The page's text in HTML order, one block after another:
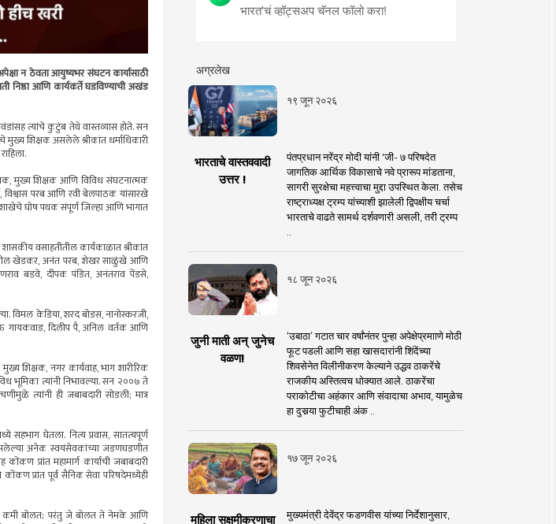
न ठेवता आयुष्यभर संघटन कार्यासाठी
निष्ठा आणि कार्यकर्ते घडविण्याची अखंड
त्यांचे कुटुंब तेथे वास्तव्यास होते. सन
मुख्य शिक्षक असलेले श्रीकांत धर्माधिकारी
मुख्य शिक्षक आणि विविध संघटनात्मक
विश्वास परब आणि रवी बेलपाठक यांसारखे
शाखेचे घोष पथक संपूर्ण जिल्हा आणि भागात
वसाहतीतील कार्यकाळात श्रीकांत
सुनील खेडकर, अनंत परब, शेखर साळुंखे आणि
बडवे, दीपक पंडित, अनंतराव पेंडसे,
विमल केडिया, शरद बोडस, नानोस्करजी,
गायकवाड, दिलीप पै, अनिल वर्तक आणि
शिक्षक, नगर कार्यवाह, भाग शारीरिक
भूमिका त्यांनी निभावल्या. सन २००७ ते
त्यांनी ही जबाबदारी सोडली; मात्र
सहभाग घेतला. नित्य प्रवास, सातत्यपूर्ण
अनेक स्वयंसेवकांच्या जडणघडणीत
प्रांत महामार्ग कार्याची जबाबदारी
कोंकण प्रांत पूर्व सैनिक सेवा परिषदेमध्येही
ते कमी बोलत; परंतु जे बोलत ते नेमके आणि
भारत'चं व्हॉट्सअप चॅनल फॉलो करा!
अग्रलेख
१९ जून २०२६
भारताचे वास्तववादी
उत्तर !
पंतप्रधान नरेंद्र मोदी यांनी 'जी- ७ परिषदेत
जागतिक आर्थिक विकासाचे नवे प्रारूप मांडताना,
सागरी सुरक्षेचा महत्त्वाचा मुद्दा उपस्थित केला. तसेच
राष्ट्राध्यक्ष ट्रम्प यांच्याशी झालेली द्विपक्षीय चर्चा
भारताचे वाढते सामर्थ दर्शवणारी असली, तरी ट्रम्प
१८ जून २०२६
जुनी माती अन् जुनेच
वळण!
‘उबाठा’ गटात चार वर्षांनंतर पुन्हा अपेक्षेप्रमााणे मोठी
फूट पडली आणि सहा खासदारांनी शिंदेंच्या
शिवसेनेत विलीनीकरण केल्याने उद्धव ठाकरेंचे
राजकीय अस्तित्वच धोक्यात आले. ठाकरेंचा
पराकोटीचा अहंकार आणि संवादाचा अभाव, यामुळेच
हा दुसर्‍या फुटीचाही अंक ..
१७ जून २०२६
महिला सक्षमीकरणाचा
मुख्यमंत्री देवेंद्र फडणवीस यांच्या निर्देशानुसार,